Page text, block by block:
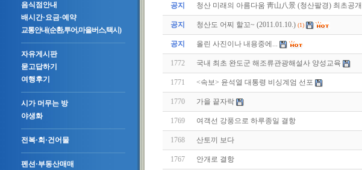
음식점안내
배시간·요금·예약
교통안내(순환,투어,마을버스,택시)
자유게시판
묻고답하기
여행후기
시가 머무는 방
야생화
전복·회·건어물
펜션·부동산매매
공지 청산 미래의 아름다움 靑山八景 (청산팔경) 최초공개
공지 청산도 어찌 할꼬~ (2011.01.10.) (1)
공지 올린 사진이나 내용중에...
1772 국내 최초 완도군 해조류관광해설사 양성교육
1771 <속보> 윤석열 대통령 비싱계엄 선포
1770 가을 끝자락
1769 여객선 강풍으로 하루종일 결항
1768 산토끼 보다
1767 안개로 결항